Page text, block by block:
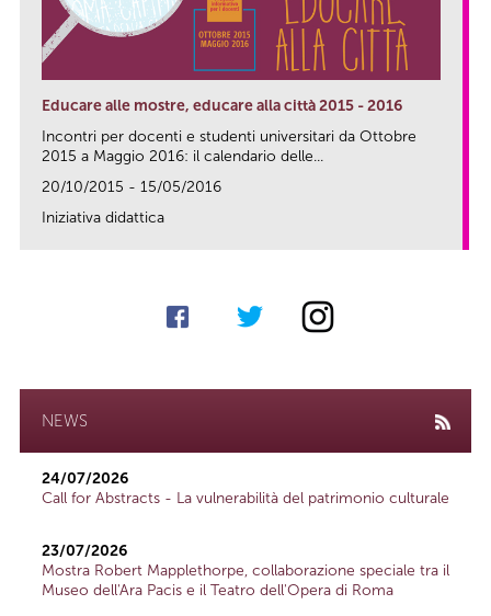
Educare alle mostre, educare alla città 2015 - 2016
Incontri per docenti e studenti universitari da Ottobre
2015 a Maggio 2016: il calendario delle...
20/10/2015 - 15/05/2016
Iniziativa didattica
NEWS
24/07/2026
Call for Abstracts - La vulnerabilità del patrimonio culturale
23/07/2026
Mostra Robert Mapplethorpe, collaborazione speciale tra il
Museo dell'Ara Pacis e il Teatro dell'Opera di Roma